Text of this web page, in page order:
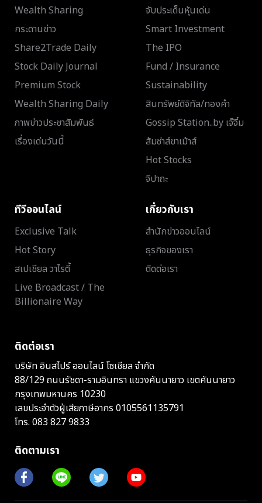
Wealth Sharing
กระดานข่าว
Share2Trade Daily
Stock Daily Journal
Premium Stock
Wealth Sharing Daily
ภาพข่าวประชาสัมพันธ์
เรื่องเด่นวันนี้
จับประเด็นหุ้นเด่น
Smart Investment
The IPO
Fund / Insurance
Sustainability
สินทรัพย์ดิจิทัล/ทองคำ
Gossip Station..by เจ๊จิ๋ม
ส้มซ่าส์ขาเม้าส์
Hot Stocks
จิปาถะ
ทีวีออนไลน์
Exclusive Talk
Hot Story
สเปเชียล วาไรตี้
Live Broadcast / The
Billionaire Way
เกี่ยวกับเรา
สำนักข่าวออนไลน์
ธุรกิจของเรา
ติดต่อเรา
ติดต่อเรา
บริษัท อินสไปร์ ออนไลน์ โซเชียล จำกัด
88/129 ถนนรัชดา-รามอินทรา แขวงคันนายาว เขตคันนายาว
กรุงเทพมหานคร 10230
เลขประจำตัวผู้เสียภาษีอากร 0105561135791
โทร. 083 827 9833
ติดตามเรา